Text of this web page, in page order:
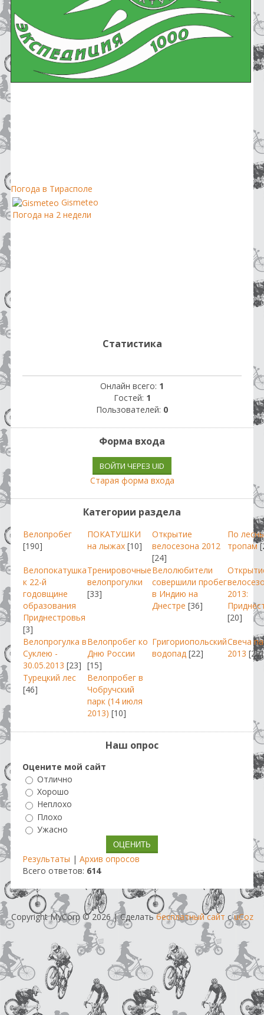
Погода в Тирасполе
Gismeteo
Погода на 2 недели
Статистика
Онлайн всего: 1
Гостей: 1
Пользователей: 0
Форма входа
ВОЙТИ ЧЕРЕЗ UID
Старая форма входа
Категории раздела
Велопробег
[190]
ПОКАТУШКИ
на лыжах [10]
Открытие
велосезона 2012
[24]
По
тропам
Велопокатушка
к 22-й
годовщине
образования
Приднестровья
[3]
Тренировочные
велопрогулки
[33]
Велолюбители
совершили пробег
в Индию на
Днестре [36]
2013:
[20]
Велопрогулка в
Суклею -
30.05.2013 [23]
Велопробег ко
Дню России
[15]
Григориопольский
водопад [22]
Свеча
2013 [29]
Турецкий лес
[46]
Велопробег в
Чобручский
парк (14 июля
2013) [10]
Наш опрос
Оцените мой сайт
Отлично
Хорошо
Неплохо
Плохо
Ужасно
Результаты | Архив опросов
Всего ответов: 614
Copyright MyCorp © 2026|Сделатьбесплатный сайт сuCoz